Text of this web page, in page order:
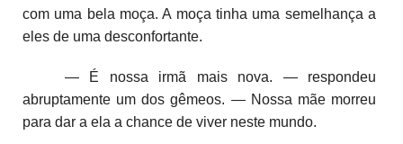
com uma bela moça. A moça tinha uma semelhança a
eles de uma desconfortante.
— É nossa irmã mais nova. — respondeu
abruptamente um dos gêmeos. — Nossa mãe morreu
para dar a ela a chance de viver neste mundo.